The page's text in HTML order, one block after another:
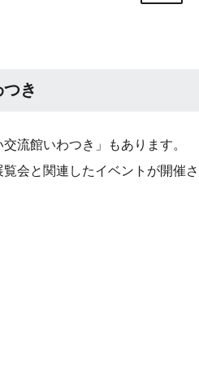
き
流館いわつき」もあります。
会と関連したイベントが開催